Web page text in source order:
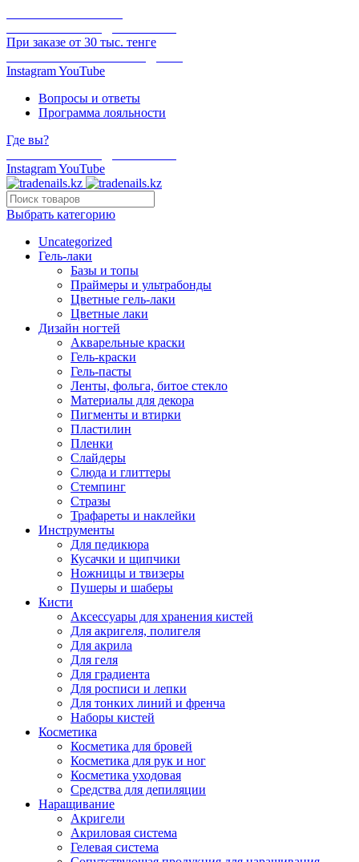
При заказе от 30 тыс. тенге
InstagramYouTube
Вопросы и ответы
Программа лояльности
Где вы?
InstagramYouTube
Выбрать категорию
Uncategorized
Гель-лаки
Базы и топы
Праймеры и ультрабонды
Цветные гель-лаки
Цветные лаки
Дизайн ногтей
Акварельные краски
Гель-краски
Гель-пасты
Ленты, фольга, битое стекло
Материалы для декора
Пигменты и втирки
Пластилин
Пленки
Слайдеры
Слюда и глиттеры
Стемпинг
Стразы
Трафареты и наклейки
Инструменты
Для педикюра
Кусачки и щипчики
Ножницы и твизеры
Пушеры и шаберы
Кисти
Аксессуары для хранения кистей
Для акригеля, полигеля
Для акрила
Для геля
Для градиента
Для росписи и лепки
Для тонких линий и френча
Наборы кистей
Косметика
Косметика для бровей
Косметика для рук и ног
Косметика уходовая
Средства для депиляции
Наращивание
Акригели
Акриловая система
Гелевая система